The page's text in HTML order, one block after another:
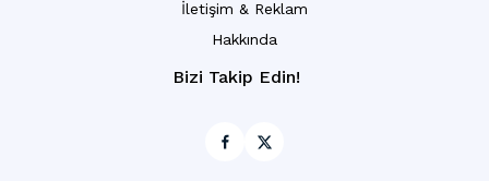
İletişim & Reklam
Hakkında
Bizi Takip Edin!